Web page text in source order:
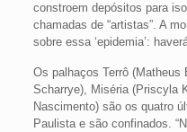
constroem depósitos para
chamadas de “artistas”. A
sobre essa ‘epidemia’:
Os palhaços Terrô (Matheus
Scharrye), Miséria (Priscyla
Nascimento) são os quatro
Paulista e são confinados.